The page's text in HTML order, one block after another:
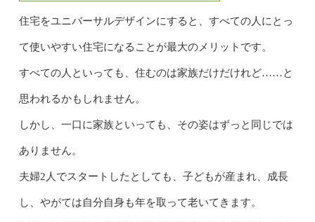
住宅をユニバーサルデザインにすると、すべての人にとっ
て使いやすい住宅になることが最大のメリットです。
すべての人といっても、住むのは家族だけだけれど……と
思われるかもしれません。
しかし、一口に家族といっても、その姿はずっと同じでは
ありません。
夫婦2人でスタートしたとしても、子どもが産まれ、成長
し、やがては自分自身も年を取って老いてきます。